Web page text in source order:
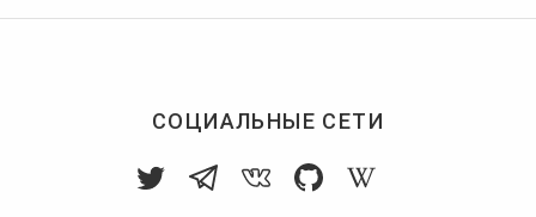
СОЦИАЛЬНЫЕ СЕТИ